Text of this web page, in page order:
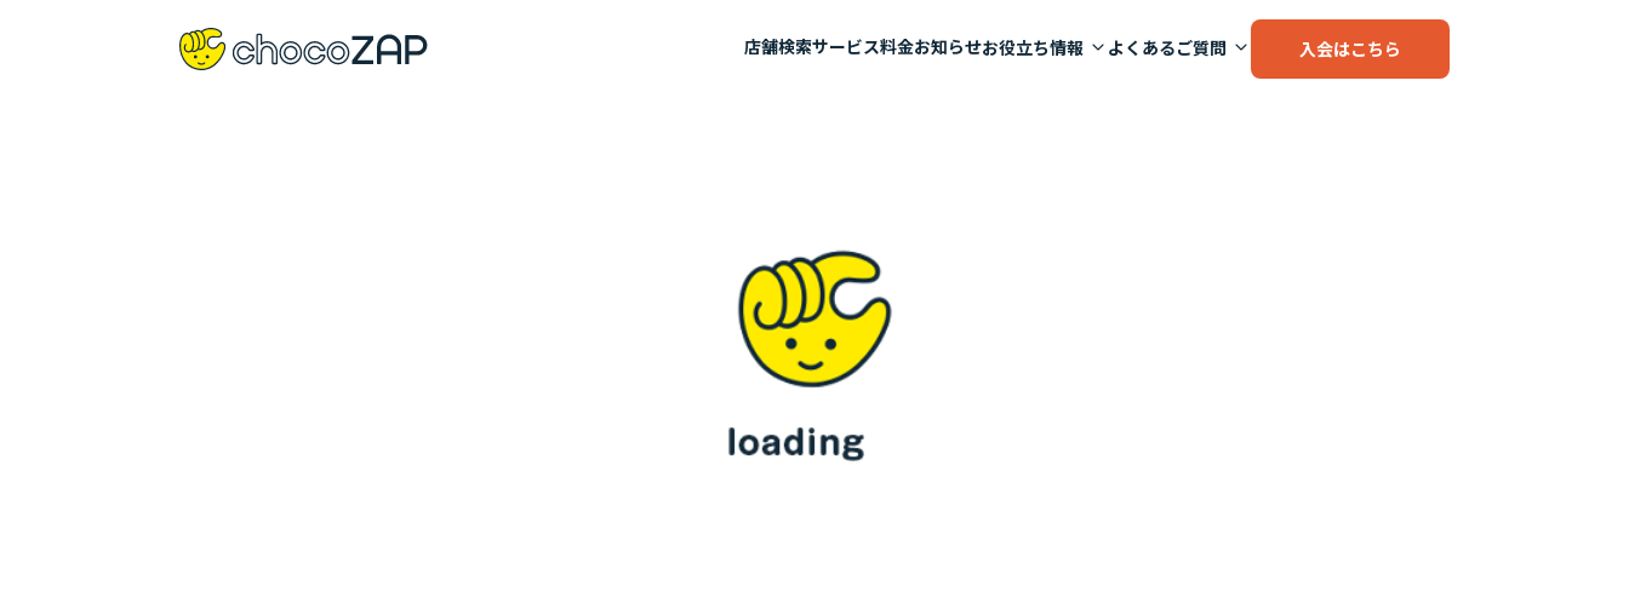
店舗検索サービス料金お知らせお役立ち情報 よくあるご質問 入会はこちら